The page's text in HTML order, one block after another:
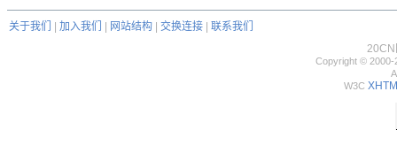
关于我们 加入我们 网站结构 交换连接
联系我们
20CN
Copyright © 2000-
W3C